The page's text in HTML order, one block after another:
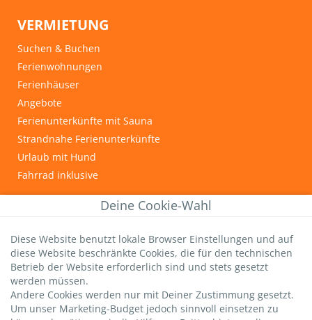
Deine Cookie-Wahl
Diese Website benutzt lokale Browser Einstellungen und auf
diese Website beschränkte Cookies, die für den technischen
Betrieb der Website erforderlich sind und stets gesetzt
werden müssen.
Andere Cookies werden nur mit Deiner Zustimmung gesetzt.
Um unser Marketing-Budget jedoch sinnvoll einsetzen zu
VERMIETUNG
Suchen & Buchen
Ferienwohnungen
Ferienhäuser
Angebote
Ferienunterkünfte mit Sauna
Strandnahe Ferienunterkünfte
Urlaub mit Hund
Fahrrad inklusive
INFOS & TIPPS
Wichtige Gästeinfos
Infos zur Kurtaxe
Hundestrände
DTV-Sterne
strandsommer-Bewertung